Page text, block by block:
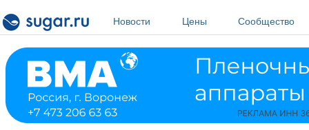
Новости
Цены Сообщество